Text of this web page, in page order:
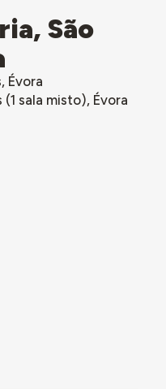
São
Évora
sala misto), Évora